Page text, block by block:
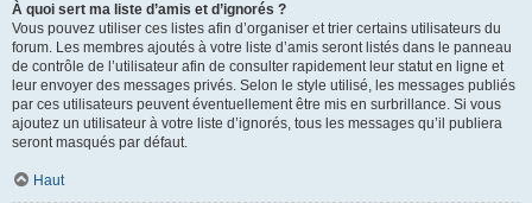
À quoi sert ma liste d’amis et d’ignorés ?
Vous pouvez utiliser ces listes afin d’organiser et trier certains utilisateurs du
forum. Les membres ajoutés à votre liste d’amis seront listés dans le panneau
de contrôle de l’utilisateur afin de consulter rapidement leur statut en ligne et
leur envoyer des messages privés. Selon le style utilisé, les messages publiés
par ces utilisateurs peuvent éventuellement être mis en surbrillance. Si vous
ajoutez un utilisateur à votre liste d’ignorés, tous les messages qu’il publiera
seront masqués par défaut.
Haut